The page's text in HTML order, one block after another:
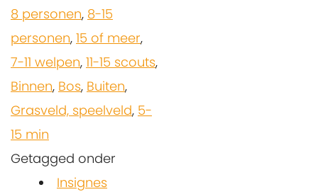
8 personen, 8-15
personen, 15 of meer,
7-11 welpen, 11-15 scouts,
Binnen, Bos, Buiten,
Grasveld, speelveld, 5-
15 min
Getagged onder
Insignes